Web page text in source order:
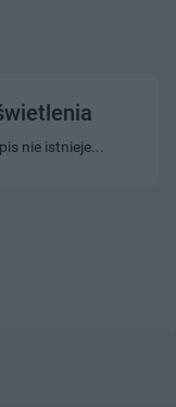
nie istnieje...